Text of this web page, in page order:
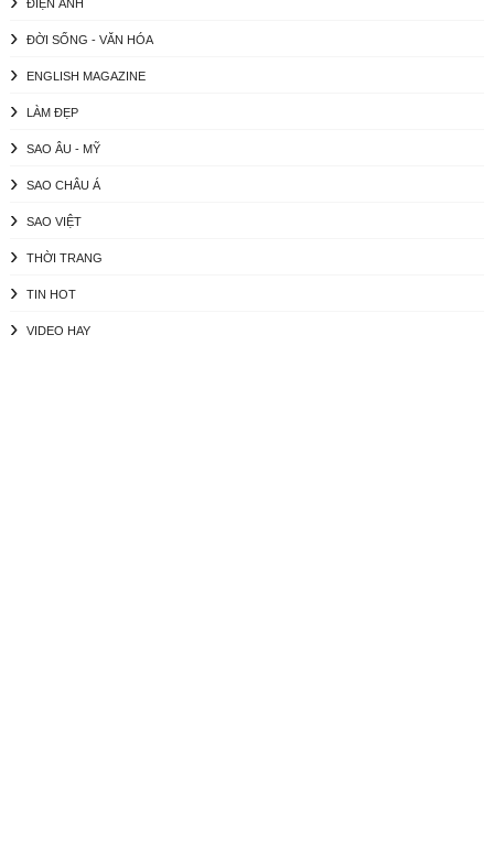
ĐIỆN ẢNH
ĐỜI SỐNG - VĂN HÓA
ENGLISH MAGAZINE
LÀM ĐẸP
SAO ÂU - MỸ
SAO CHÂU Á
SAO VIỆT
THỜI TRANG
TIN HOT
VIDEO HAY